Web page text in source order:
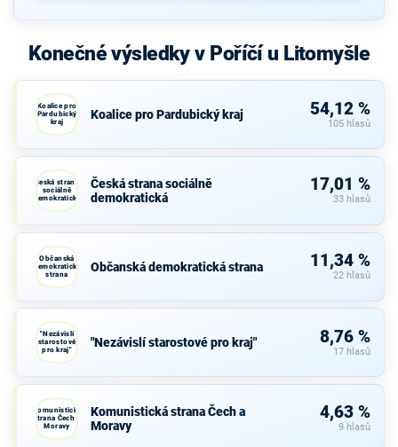
Konečné výsledky v Poříčí u Litomyšle
Koalice pro
Pardubický
kraj
Koalice pro Pardubický kraj 54,12 %
105 hlasů
Česká strana
sociálně
demokratická
Česká strana sociálně
demokratická
17,01 %
33 hlasů
Občanská
demokratická
strana
Občanská demokratická strana 11,34 %
22 hlasů
"Nezávislí
starostové
pro kraj"
"Nezávislí starostové pro kraj" 8,76 %
17 hlasů
Komunistická
strana Čech a
Moravy
Komunistická strana Čech a
Moravy
4,63 %
9 hlasů